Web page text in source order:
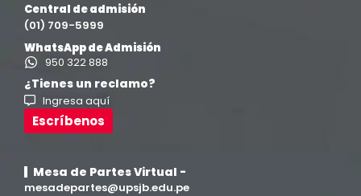
Central de admisión
(01) 709-5999
WhatsApp de Admisión
950 322 888
¿Tienes un reclamo?
Ingresa aquí
Escríbenos
Mesa de Partes Virtual -
mesadepartes@upsjb.edu.pe